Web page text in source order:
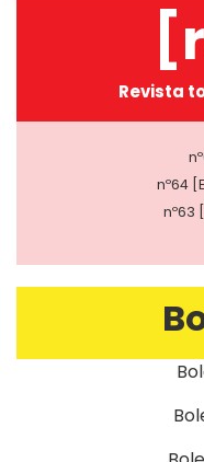
Revista
nº64
nº63